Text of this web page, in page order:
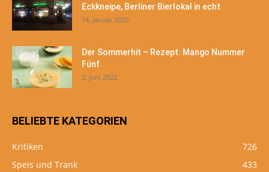
Eckkneipe, Berliner Bierlokal in echt
14. Januar 2020
Der Sommerhit – Rezept: Mango Nummer
Fünf
2. Juni 2022
BELIEBTE KATEGORIEN
Kritiken
726
Speis und Trank
433